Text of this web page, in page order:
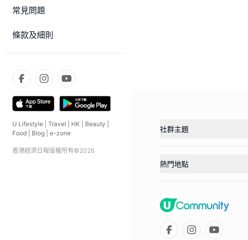
常見問題
條款及細則
U Lifestyle Travel HK Beauty
Food
Blog e-zone
香港經濟日報版權所有©2026
社群主題
熱門地點